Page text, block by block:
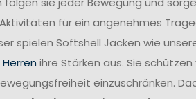
für ein angenehmes
spielen Softshell Jacken wie
Herren ihre Stärken aus. Sie
einzuschränken.